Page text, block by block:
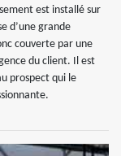
est installé sur
d’une grande
couverte par une
du client. Il est
prospect qui le